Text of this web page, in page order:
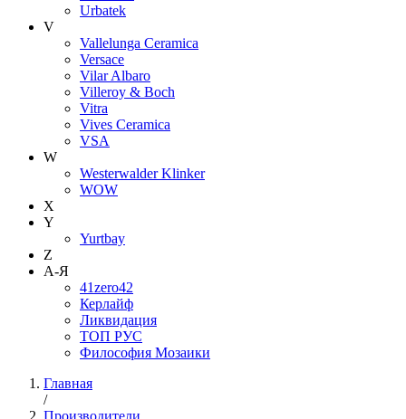
Urbatek
V
Vallelunga Ceramica
Versace
Vilar Albaro
Villeroy & Boch
Vitra
Vives Ceramica
VSA
W
Westerwalder Klinker
WOW
X
Y
Yurtbay
Z
А-Я
41zero42
Керлайф
Ликвидация
ТОП РУС
Философия Мозаики
Главная
/
Производители